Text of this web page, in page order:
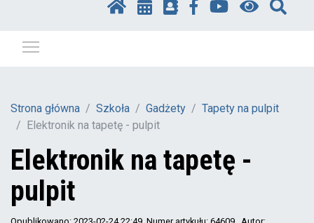
Strona główna Szkoła Gadżety
Tapety na pulpit
Elektronik na tapetę - pulpit
Elektronik na tapetę -
pulpit